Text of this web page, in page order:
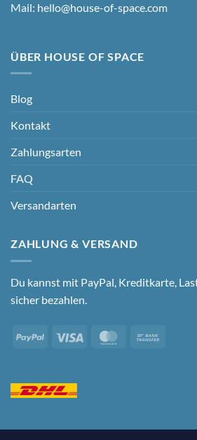
Mail: hello@house-of-space.com
ÜBER HOUSE OF SPACE
Blog
Kontakt
Zahlungsarten
FAQ
Versandarten
ZAHLUNG & VERSAND
Du kannst mit PayPal, Kreditkarte,
sicher bezahlen.
PayPal Visa MasterCard